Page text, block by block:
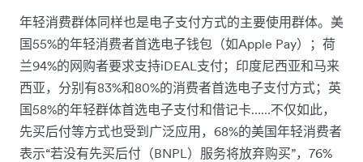
年轻消费群体同样也是电子支付方式的主要使用群体。美
国55%的年轻消费者首选电子钱包（如Apple Pay）；荷
兰94%的网购者要求支持iDEAL支付；印度尼西亚和马来
西亚，分别有83%和80%的消费者首选电子支付方式；英
国58%的年轻群体首选电子支付和借记卡……不仅如此，
先买后付等方式也受到广泛应用，68%的美国年轻消费者
表示“若没有先买后付（BNPL）服务将放弃购买”，76%